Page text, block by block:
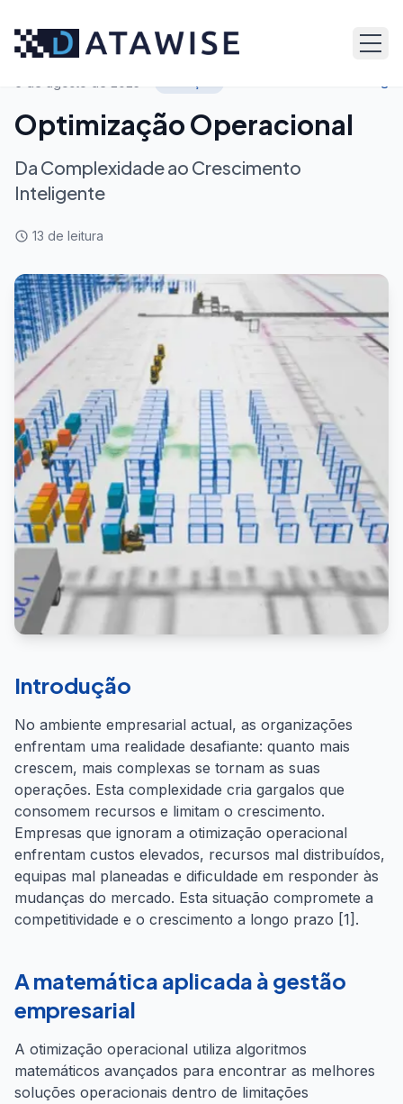
Optimização Operacional
Da Complexidade ao Crescimento
Inteligente
13 de leitura
Introdução
No ambiente empresarial actual, as organizações
enfrentam uma realidade desafiante: quanto mais
crescem, mais complexas se tornam as suas
operações. Esta complexidade cria gargalos que
consomem recursos e limitam o crescimento.
Empresas que ignoram a otimização operacional
enfrentam custos elevados, recursos mal distribuídos,
equipas mal planeadas e dificuldade em responder às
mudanças do mercado. Esta situação compromete a
competitividade e o crescimento a longo prazo [1].
A matemática aplicada à gestão
empresarial
A otimização operacional utiliza algoritmos
matemáticos avançados para encontrar as melhores
soluções operacionais dentro de limitações